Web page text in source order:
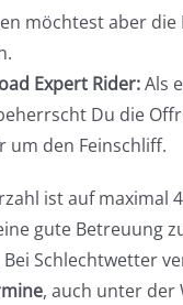
möchtest aber die
Expert Rider:Als
Du die
um den Feinschliff.
ist auf maximal
gute Betreuung
Schlechtwetter
, auch unter der